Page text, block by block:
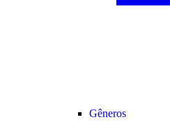
Gêneros